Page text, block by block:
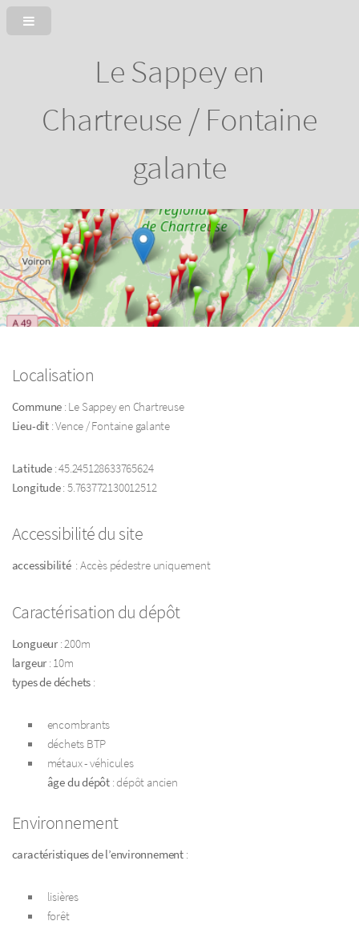
Le Sappey en
Chartreuse / Fontaine
galante
Localisation
Commune : Le Sappey en Chartreuse
Lieu-dit: Vence / Fontaine galante
Latitude: 45.245128633765624
Longitude: 5.763772130012512
Accessibilité du site
accessibilité : Accès pédestre uniquement
Caractérisation du dépôt
Longueur: 200m
largeur : 10m
types de déchets :
encombrants
déchets BTP
métaux - véhicules
âge du dépôt : dépôt ancien
Environnement
caractéristiques de l’environnement:
lisières
forêt